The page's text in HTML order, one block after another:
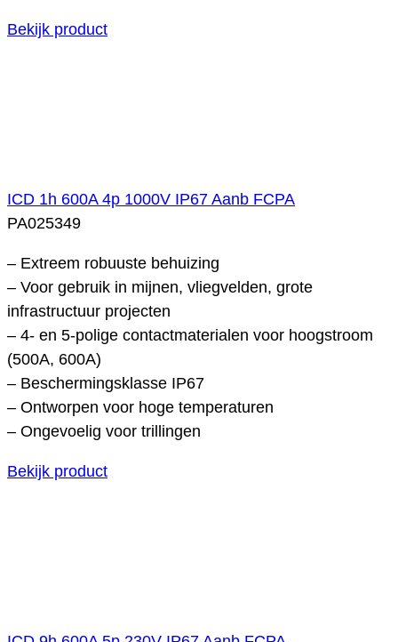
Bekijk product
ICD 1h 600A 4p 1000V IP67 Aanb FCPA
PA025349
– Extreem robuuste behuizing
– Voor gebruik in mijnen, vliegvelden, grote
infrastructuur projecten
– 4- en 5-polige contactmaterialen voor hoogstroom
(500A, 600A)
– Beschermingsklasse IP67
– Ontworpen voor hoge temperaturen
– Ongevoelig voor trillingen
Bekijk product